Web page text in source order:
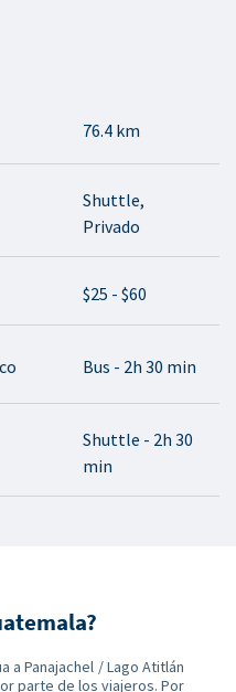
76.4 km
Shuttle,
Privado
$25 - $60
Bus - 2h 30 min
Shuttle - 2h 30
min
a Panajachel / Lago Atitlán
parte de los viajeros. Por